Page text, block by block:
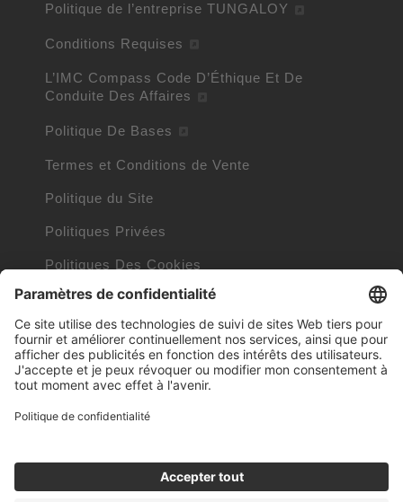
Politique de l’entreprise TUNGALOY
Conditions Requises
L’IMC Compass Code D’Éthique Et De
Conduite Des Affaires
Politique De Bases
Termes et Conditions de Vente
Politique du Site
Politiques Privées
Politiques Des Cookies
Informations Cookies
Marques commerciales détenues par d’autres
entreprises